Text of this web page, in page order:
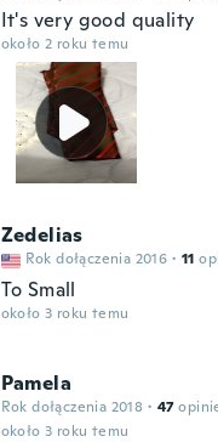
It's very good quality
około 2 roku temu
Zedelias
Rok dołączenia 2016 · 11
To Small
około 3 roku temu
Pamela
Rok dołączenia 2018 · 47
około 3 roku temu